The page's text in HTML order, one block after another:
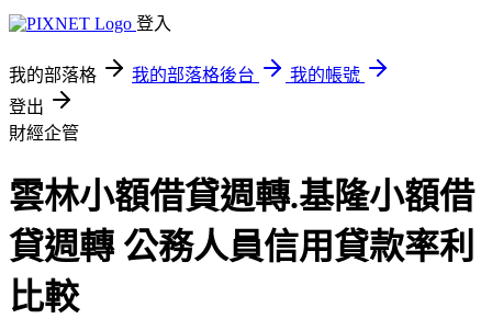
登入
我的部落格 我的部落格後台
我的帳號
登出
財經企管
雲林小額借貸週轉.基隆小額借
貸週轉 公務人員信用貸款率利
比較